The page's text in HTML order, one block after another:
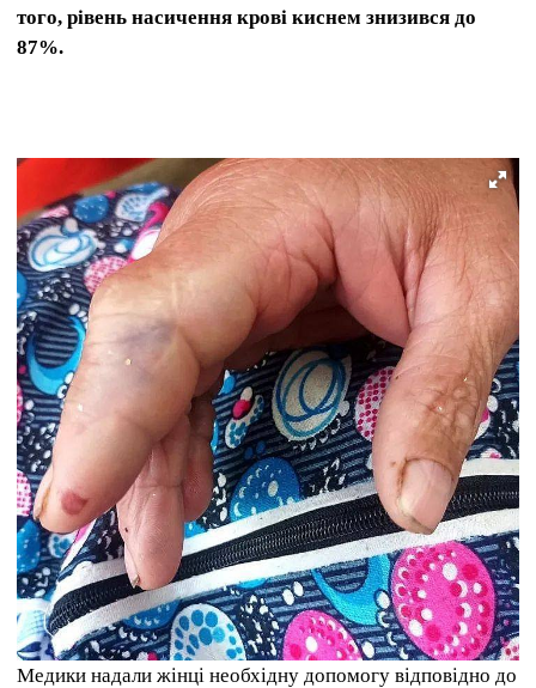
того, рівень насичення крові киснем знизився до
87%.
Медики надали жінці необхідну допомогу відповідно до